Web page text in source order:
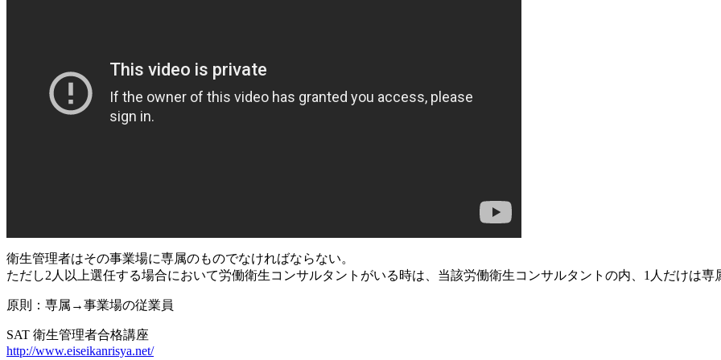
衛生管理者はその事業場に専属のものでなければならない。
ただし2人以上選任する場合において労働衛生コンサルタントがいる時は、当該労働衛生コンサルタントの内、1人だけは専
原則：専属→事業場の従業員
SAT 衛生管理者合格講座
http://www.eiseikanrisya.net/